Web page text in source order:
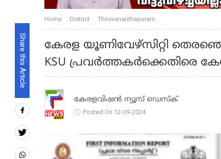
Share this Article
Home District Thiruvananthapuram
കേരള യൂണിവേഴ്‌സിറ്റി
KSU പ്രവര്‍ത്തകര്‍ക്കെതിരെ
കേരളവിഷൻ ന്യൂസ് ഡെസ്‌ക്
Posted On 12-09-2024